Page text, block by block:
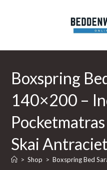
Boxspring
140×200 –
Skai
> Shop > Boxspring Bed